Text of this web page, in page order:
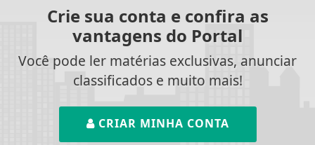
Crie sua conta e confira as
vantagens do Portal
Você pode ler matérias exclusivas, anunciar
classificados e muito mais!
CRIAR MINHA CONTA